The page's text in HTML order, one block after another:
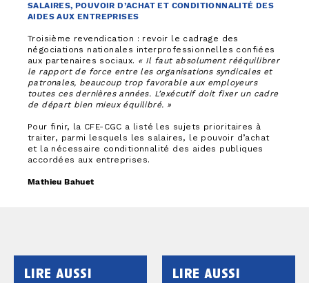
SALAIRES, POUVOIR D’ACHAT ET CONDITIONNALITÉ DES
AIDES AUX ENTREPRISES
Troisième revendication : revoir le cadrage des
négociations nationales interprofessionnelles confiées
aux partenaires sociaux. « Il faut absolument rééquilibrer
le rapport de force entre les organisations syndicales et
patronales, beaucoup trop favorable aux employeurs
toutes ces dernières années. L’exécutif doit fixer un cadre
de départ bien mieux équilibré. »
Pour finir, la CFE-CGC a listé les sujets prioritaires à
traiter, parmi lesquels les salaires, le pouvoir d’achat
et la nécessaire conditionnalité des aides publiques
accordées aux entreprises.
Mathieu Bahuet
lire aussi lire aussi